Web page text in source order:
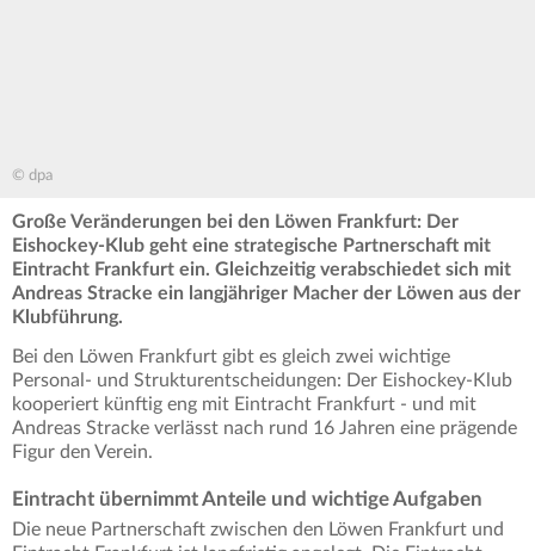
© dpa
Große Veränderungen bei den Löwen Frankfurt: Der
Eishockey-Klub geht eine strategische Partnerschaft mit
Eintracht Frankfurt ein. Gleichzeitig verabschiedet sich mit
Andreas Stracke ein langjähriger Macher der Löwen aus der
Klubführung.
Bei den Löwen Frankfurt gibt es gleich zwei wichtige
Personal- und Strukturentscheidungen: Der Eishockey-Klub
kooperiert künftig eng mit Eintracht Frankfurt - und mit
Andreas Stracke verlässt nach rund 16 Jahren eine prägende
Figur den Verein.
Eintracht übernimmt Anteile und wichtige Aufgaben
Die neue Partnerschaft zwischen den Löwen Frankfurt und